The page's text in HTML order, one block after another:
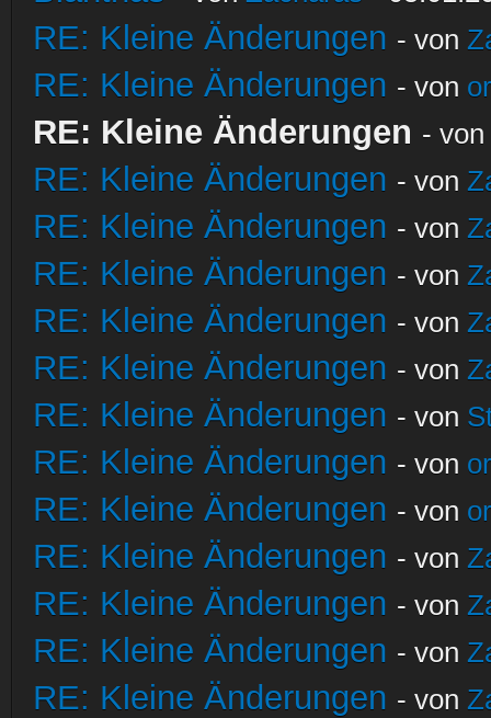
RE: Kleine Änderungen - von
RE: Kleine Änderungen - von
RE: Kleine Änderungen - von
RE: Kleine Änderungen - von
RE: Kleine Änderungen - von
RE: Kleine Änderungen - von
RE: Kleine Änderungen - von
RE: Kleine Änderungen - von
RE: Kleine Änderungen - von
RE: Kleine Änderungen - von
RE: Kleine Änderungen - von
RE: Kleine Änderungen - von
RE: Kleine Änderungen - von
RE: Kleine Änderungen - von
RE: Kleine Änderungen - von